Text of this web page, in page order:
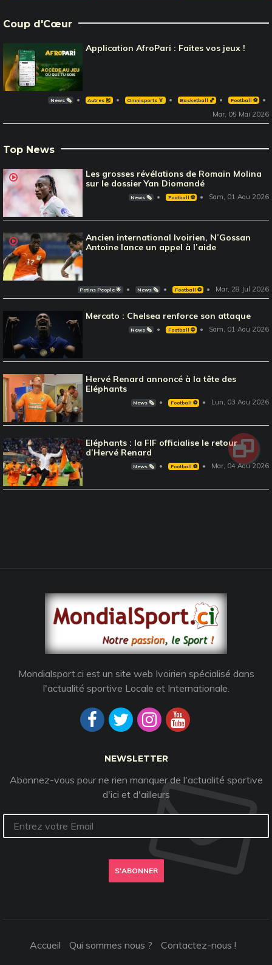
Coup d'Cœur
Application AfroPari : Faites vos jeux !
News 🗞️ Autres 🎽 Omnisports 🏅 Basketball 🏀 Football ⚽️
Mar, 05 Mai 2026
Top News
Les grosses révélations de Romain Molina
sur le dossier Yan Diomandé
News 🗞️ Football ⚽️ Sam, 01 Aou 2026
Ancien international Ivoirien, N’Gossan
Antoine lance un appel à l’aide
Potins People 🌟 News 🗞️ Football ⚽️ Mar, 28 Jul 2026
Mercato : Chelsea renforce son attaque
News 🗞️ Football ⚽️ Sam, 01 Aou 2026
Hervé Renard annoncé à la tête des
Eléphants
News 🗞️ Football ⚽️ Lun, 03 Aou 2026
Eléphants : la FIF officialise le retour
d’Hervé Renard
News 🗞️ Football ⚽️ Mar, 04 Aou 2026
Mondialsport.ci est un site web Ivoirien spécialisé dans
l'actualité sportive Locale et Internationale.
NEWSLETTER
Abonnez-vous pour ne rien manquer de l'actualité sportive
d'ici et d'ailleurs
S'ABONNER
Accueil Qui sommes nous ? Contactez-nous !